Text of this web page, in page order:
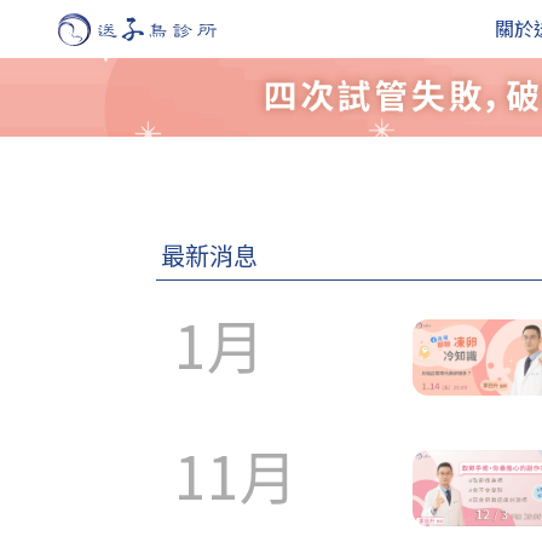
關於
最新消息
1月
11月